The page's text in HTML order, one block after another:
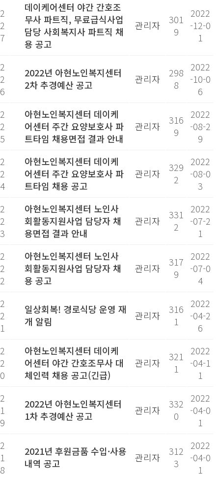
2
2
7
데이케어센터 야간 간호조
무사 파트직, 무료급식사업
담당 사회복지사 파트직 채
용 공고
관리자
301
9
2022
-12-0
1
2
2
6
2022년 아현노인복지센터
2차 추경예산 공고
관리자
298
8
2022
-10-0
6
2
2
5
아현노인복지센터 데이케
어센터 주간 요양보호사 파
트타임 채용면접 결과 안내
관리자
316
9
2022
-08-2
9
2
2
4
아현노인복지센터 데이케
어센터 주간 요양보호사 파
트타임 채용 공고
관리자
329
2
2022
-08-0
3
2
2
3
아현노인복지센터 노인사
회활동지원사업 담당자 채
용면접 결과 안내
관리자
331
2
2022
-07-2
1
2
2
2
아현노인복지센터 노인사
회활동지원사업 담당자 채
용 공고
관리자
317
9
2022
-07-0
4
2
2
1
일상회복! 경로식당 운영 재
개 알림
관리자
316
1
2022
-04-2
6
2
2
0
아현노인복지센터 데이케
어센터 야간 간호조무사 대
체인력 채용 공고(긴급)
관리자
321
1
2022
-04-1
1
2
1
9
2022년 아현노인복지센터
1차 추경예산 공고
관리자
332
0
2022
-04-0
1
2
1
8
2021년 후원금품 수입·사용
내역 공고
관리자
312
3
2022
-04-0
1